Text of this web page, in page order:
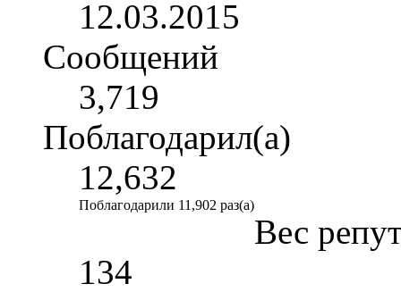
12.03.2015
Сообщений
3,719
Поблагодарил(а)
12,632
Поблагодарили 11,902 раз(а)
Вес
134